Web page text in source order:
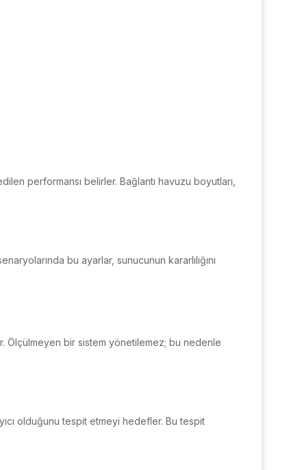
performansı belirler. Bağlantı havuzu boyutları,
bu ayarlar, sunucunun kararlılığını
Ölçülmeyen bir sistem yönetilemez; bu nedenle
olduğunu tespit etmeyi hedefler. Bu tespit